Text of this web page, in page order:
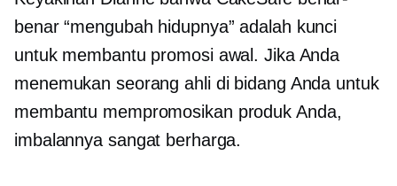
benar “mengubah hidupnya” adalah kunci
untuk membantu promosi awal. Jika Anda
menemukan seorang ahli di bidang Anda untuk
membantu mempromosikan produk Anda,
imbalannya sangat berharga.